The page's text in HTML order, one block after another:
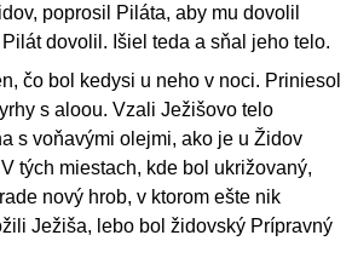
poprosil Piláta, aby mu dovolil
dovolil. Išiel teda a sňal jeho telo.
čo bol kedysi u neho v noci. Priniesol
s aloou. Vzali Ježišovo telo
s voňavými olejmi, ako je u Židov
tých miestach, kde bol ukrižovaný,
nový hrob, v ktorom ešte nik
Ježiša, lebo bol židovský Prípravný